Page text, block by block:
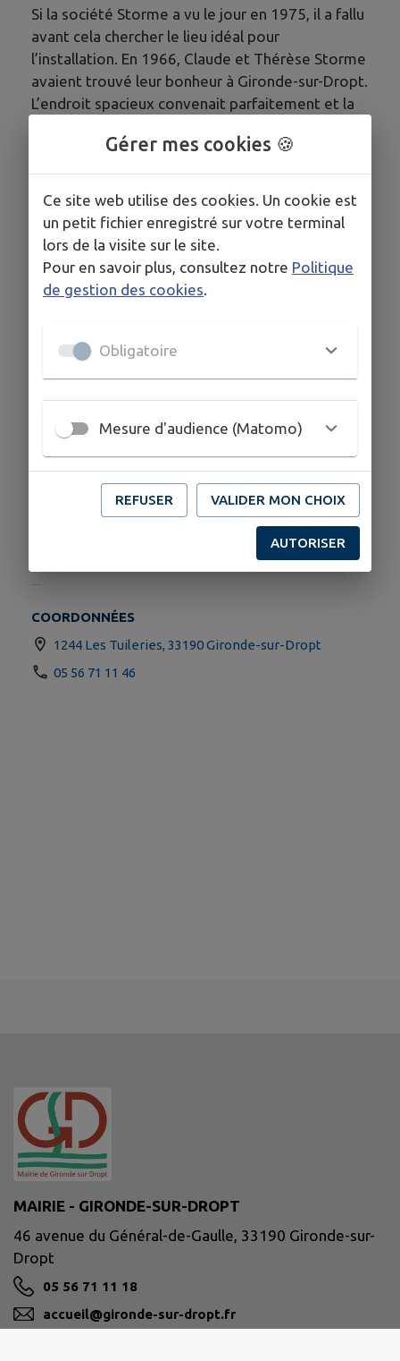
Si la société Storme a vu le jour en 1975, il a fallu
avant cela chercher le lieu idéal pour
l’installation. En 1966, Claude et Thérèse Storme
avaient trouvé leur bonheur à Gironde-sur-Dropt.
L’endroit spacieux convenait parfaitement et la
fabrication du carreau, de la tuile et de la
briquette.
Aujourd’hui, ils ont passé le relai à leur fils
Dominique, leur gendre Jean-Marie Pruvost et
Damien leur petit-fils mais les méthodes et la
qualité du travail n’ont pas changé. Depuis plus
de quarante ans, le carreau est toujours fabriqué
bois comme il y a trois siècles.
La société devenue Storme-Pruvost, exporte
leurs fabrications mais le marché est surtout
local et bordelais.
Du lundi au vendredi 8 h - 12 h / 14 h - 17 h 30
COORDONNÉES
1244 Les Tuileries, 33190 Gironde-sur-Dropt
05 56 71 11 46
MAIRIE - GIRONDE-SUR-DROPT
46 avenue du Général-de-Gaulle, 33190 Gironde-sur-
Dropt
05 56 71 11 18
accueil@gironde-sur-dropt.fr
Gérer mes cookies 🍪
Ce site web utilise des cookies. Un cookie est
un petit fichier enregistré sur votre terminal
lors de la visite sur le site.
Pour en savoir plus, consultez notre Politique
de gestion des cookies
Obligatoire
Mesure d'audience (Matomo)
REFUSER VALIDER MON CHOIX
AUTORISER